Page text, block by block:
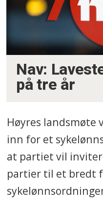
Nav:
på tre år
Høyres landsmøte
inn for et
at partiet vil
partier til et bredt